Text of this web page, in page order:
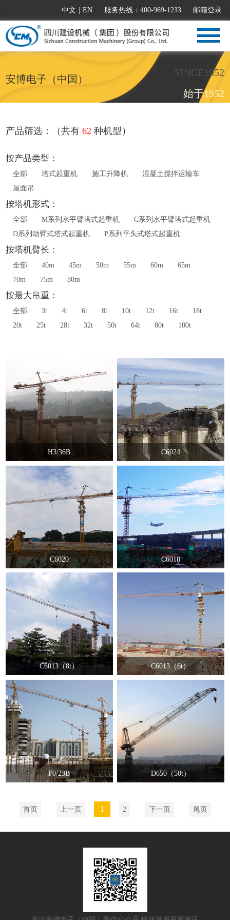
中文 EN 服务热线：400-969-1233 邮箱登录
安博电子（中国）
SINCE1952
始于1952
产品筛选：（共有62 种机型）
按产品类型：
全部 塔式起重机 施工升降机
混凝土搅拌运输车
屋面吊
按塔机形式：
全部 M系列水平臂塔式起重机
C系列水平臂塔式起重机
D系列动臂式塔式起重机
P系列平头式塔式起重机
按塔机臂长：
全部 40m 45m 50m 55m 60m
65m
70m
75m 80m
按最大吊重：
全部 3t 4t 6t 8t 10t 12t 16t
18t
20t
25t 28t 32t 50t 64t 80t 100t
H3/36B C6024
C6020 C6018
C6013（8t） C6013（6t）
F0/23B D650（50t）
首页 上一页 1 2 下一页 尾页